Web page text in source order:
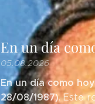
En un día
05.08.2026
En un día como
28/08/1987). Este